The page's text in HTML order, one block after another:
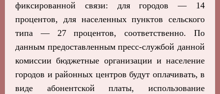
фиксированной связи: для городов — 14
процентов, для населенных пунктов сельского
типа — 27 процентов, соответственно. По
данным предоставленным пресс-службой данной
комиссиибюджетные организации и население
городов и районных центров будут оплачивать, в
виде абонентской платы, использование